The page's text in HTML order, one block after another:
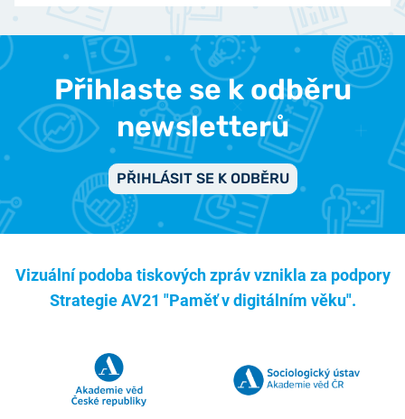
Přihlaste se k odběru
newsletterů
PŘIHLÁSIT SE K ODBĚRU
Vizuální podoba tiskových zpráv vznikla za podpory
Strategie AV21 "Paměť v digitálním věku".